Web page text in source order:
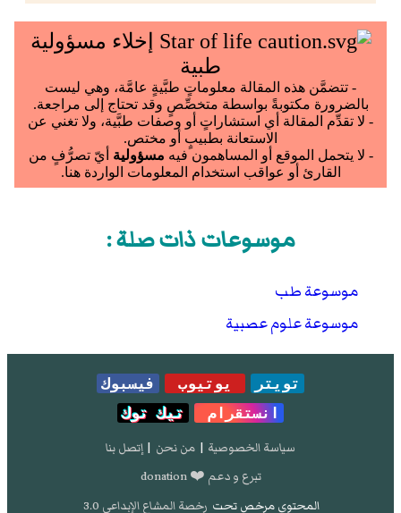
موسوعات ذات صلة :
موسوعة طب
موسوعة علوم عصبية
تويتر يوتيوب
فيسبوك
انستقرام
تيك توك
سياسة الخصوصية | من نحن | إتصل بنا
تبرع و دعم ❤️ donation
المحتوى مرخص تحت رخصة المشاع الإبداعي 3.0